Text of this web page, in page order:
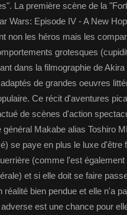
La première scène de la
Wars: Episode IV - A New
non les héros mais les
grotesques
dans la filmographie de
de grandes oeuvres
Ce récit d'aventures
de scènes d'action
Makabe alias Toshiro
se paye en plus le luxe d'être
(comme l'est
et si elle doit se faire
bien pendue et elle n'a
est une chance pour